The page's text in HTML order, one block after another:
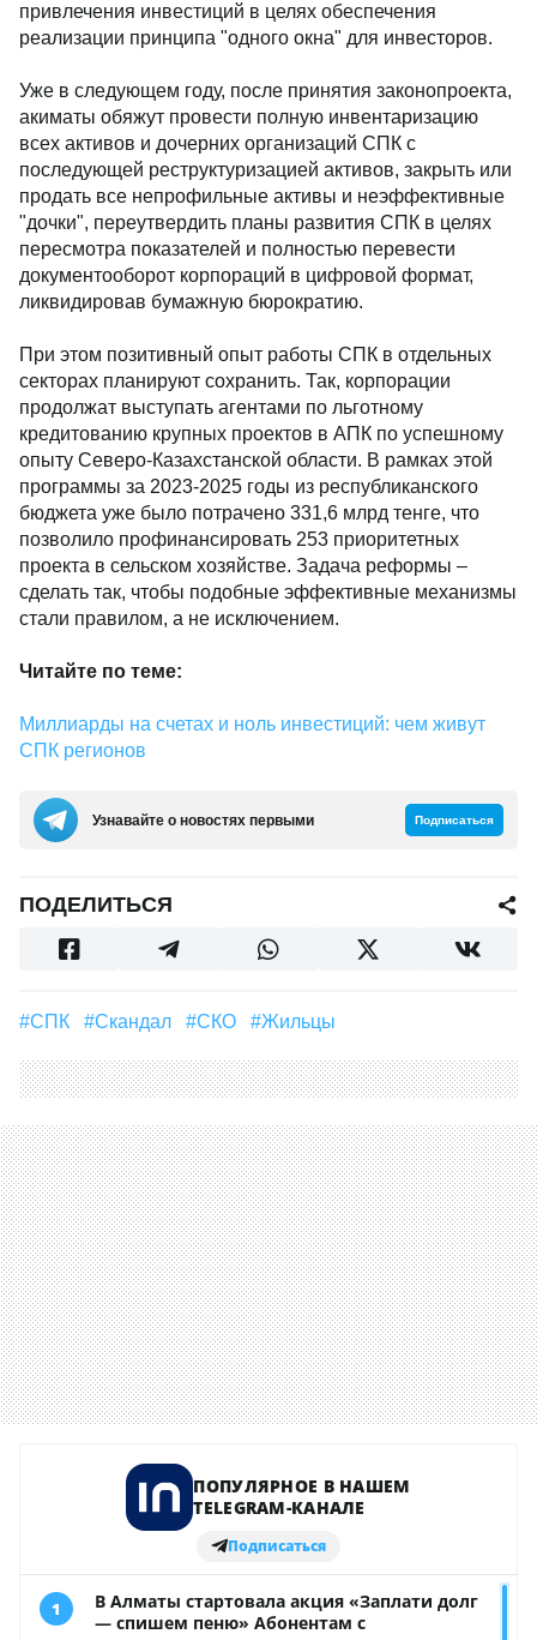
привлечения инвестиций в целях обеспечения
реализации принципа "одного окна" для инвесторов.
Уже в следующем году, после принятия законопроекта,
акиматы обяжут провести полную инвентаризацию
всех активов и дочерних организаций СПК с
последующей реструктуризацией активов, закрыть или
продать все непрофильные активы и неэффективные
"дочки", переутвердить планы развития СПК в целях
пересмотра показателей и полностью перевести
документооборот корпораций в цифровой формат,
ликвидировав бумажную бюрократию.
При этом позитивный опыт работы СПК в отдельных
секторах планируют сохранить. Так, корпорации
продолжат выступать агентами по льготному
кредитованию крупных проектов в АПК по успешному
опыту Северо-Казахстанской области. В рамках этой
программы за 2023-2025 годы из республиканского
бюджета уже было потрачено 331,6 млрд тенге, что
позволило профинансировать 253 приоритетных
проекта в сельском хозяйстве. Задача реформы –
сделать так, чтобы подобные эффективные механизмы
стали правилом, а не исключением.
Читайте по теме:
Миллиарды на счетах и ноль инвестиций: чем живут
СПК регионов
Узнавайте о новостях первыми Подписаться
ПОДЕЛИТЬСЯ
#СПК #Скандал #СКО #жильцы